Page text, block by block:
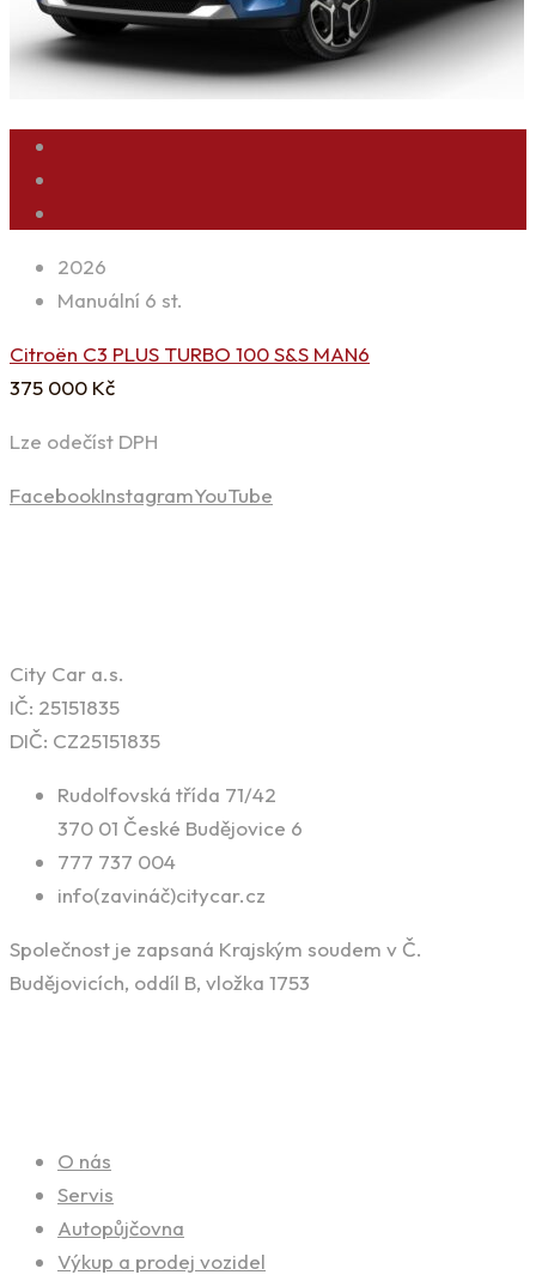
2026
Manuální 6 st.
Citroën C3 PLUS TURBO 100 S&S MAN6
375 000 Kč
Lze odečíst DPH
FacebookInstagramYouTube
City Car a.s.
IČ: 25151835
DIČ: CZ25151835
Rudolfovská třída 71/42
370 01 České Budějovice 6
777 737 004
info(zavináč)citycar.cz
Společnost je zapsaná Krajským soudem v Č.
Budějovicích, oddíl B, vložka 1753
O nás
Servis
Autopůjčovna
Výkup a prodej vozidel